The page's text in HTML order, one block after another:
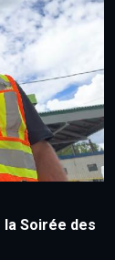
la Soirée des